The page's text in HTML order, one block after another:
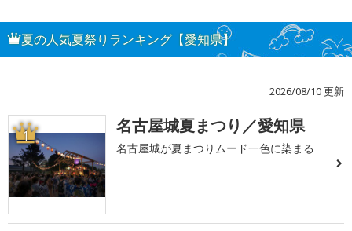
夏の人気夏祭りランキング【愛知県】
2026/08/10 更新
1 名古屋城夏まつり／愛知県
名古屋城が夏まつりムード一色に染まる